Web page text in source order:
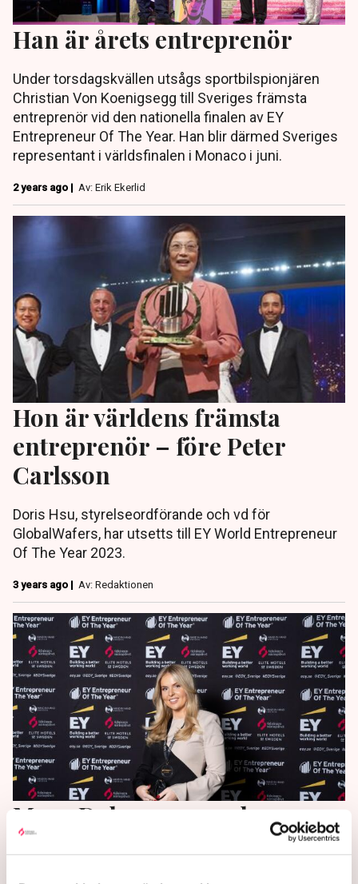
Han är årets entreprenör
Under torsdagskvällen utsågs sportbilspionjären
Christian Von Koenigsegg till Sveriges främsta
entreprenör vid den nationella finalen av EY
Entrepreneur Of The Year. Han blir därmed Sveriges
representant i världsfinalen i Monaco i juni.
2 years ago | Av: Erik Ekerlid
Hon är världens främsta
entreprenör – före Peter
Carlsson
Doris Hsu, styrelseordförande och vd för
GlobalWafers, har utsetts till EY World Entrepreneur
Of The Year 2023.
3 years ago | Av: Redaktionen
Maya Dolorez-grundaren
vinner entreprenörspris –